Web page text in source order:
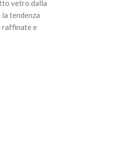
vetro dalla
tendenza
raffinate e